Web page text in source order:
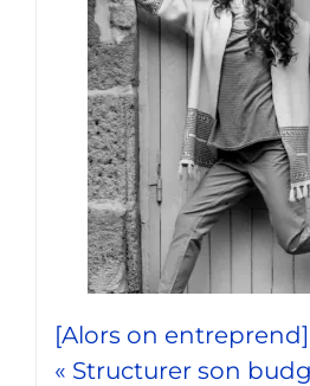
[Alors on
« Structurer son